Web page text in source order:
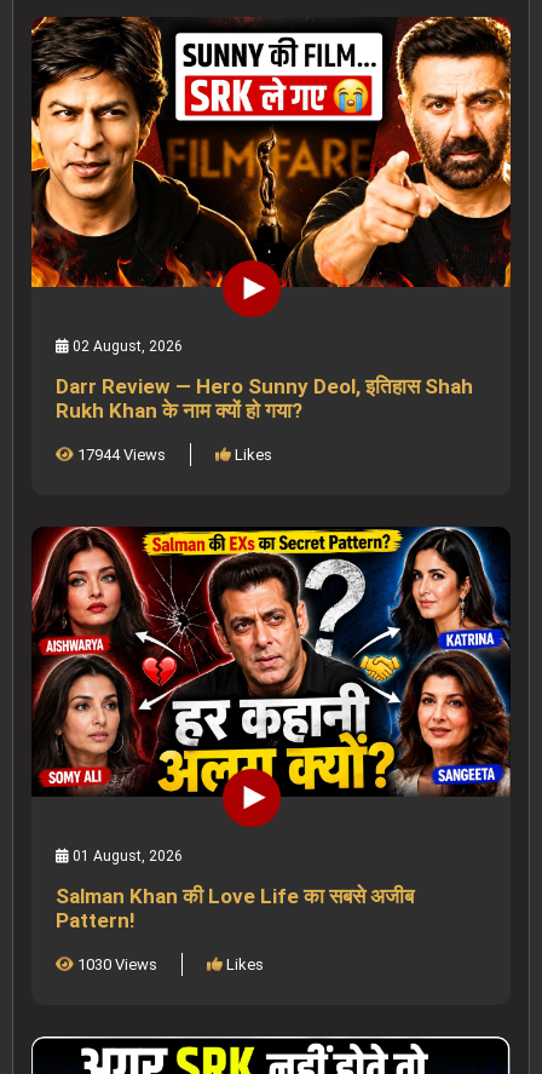
02 August, 2026
Darr Review — Hero Sunny Deol, इतिहास Shah
Rukh Khan के नाम क्यों हो गया?
17944 Views Likes
01 August, 2026
Salman Khan की Love Life का सबसे अजीब
Pattern!
1030 Views Likes